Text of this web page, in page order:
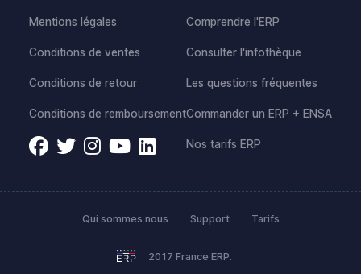
Mentions légales
Conditions de ventes
Conditions de retour
Conditions de remboursement
Comprendre l'ERP
Consulter l'infothèque
Les questions fréquentes
Commander un ERP + ENSA
Nos tarifs ERP
2017 France ERP.
Qui sommes nous Support Tarifs